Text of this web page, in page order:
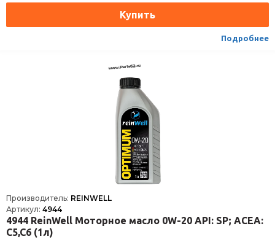
Подробнее
Производитель: REINWELL
Артикул: 4944
4944 ReinWell Моторное масло 0W-20 API: SP; ACEA:
C5,C6 (1л)